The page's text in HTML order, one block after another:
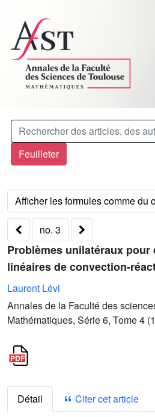
Feuilleter
no. 3
Problèmes unilatéraux pour
linéaires de convection-
Laurent Lévi
Annales de la Faculté des
Mathématiques, Série 6, Tome 4
Détail Citer cet article